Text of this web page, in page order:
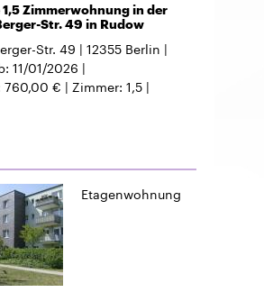
Zimmerwohnung in der
Str. 49 in Rudow
Str. 49 12355 Berlin
11/01/2026
760,00 € Zimmer 1,5
Etagenwohnung